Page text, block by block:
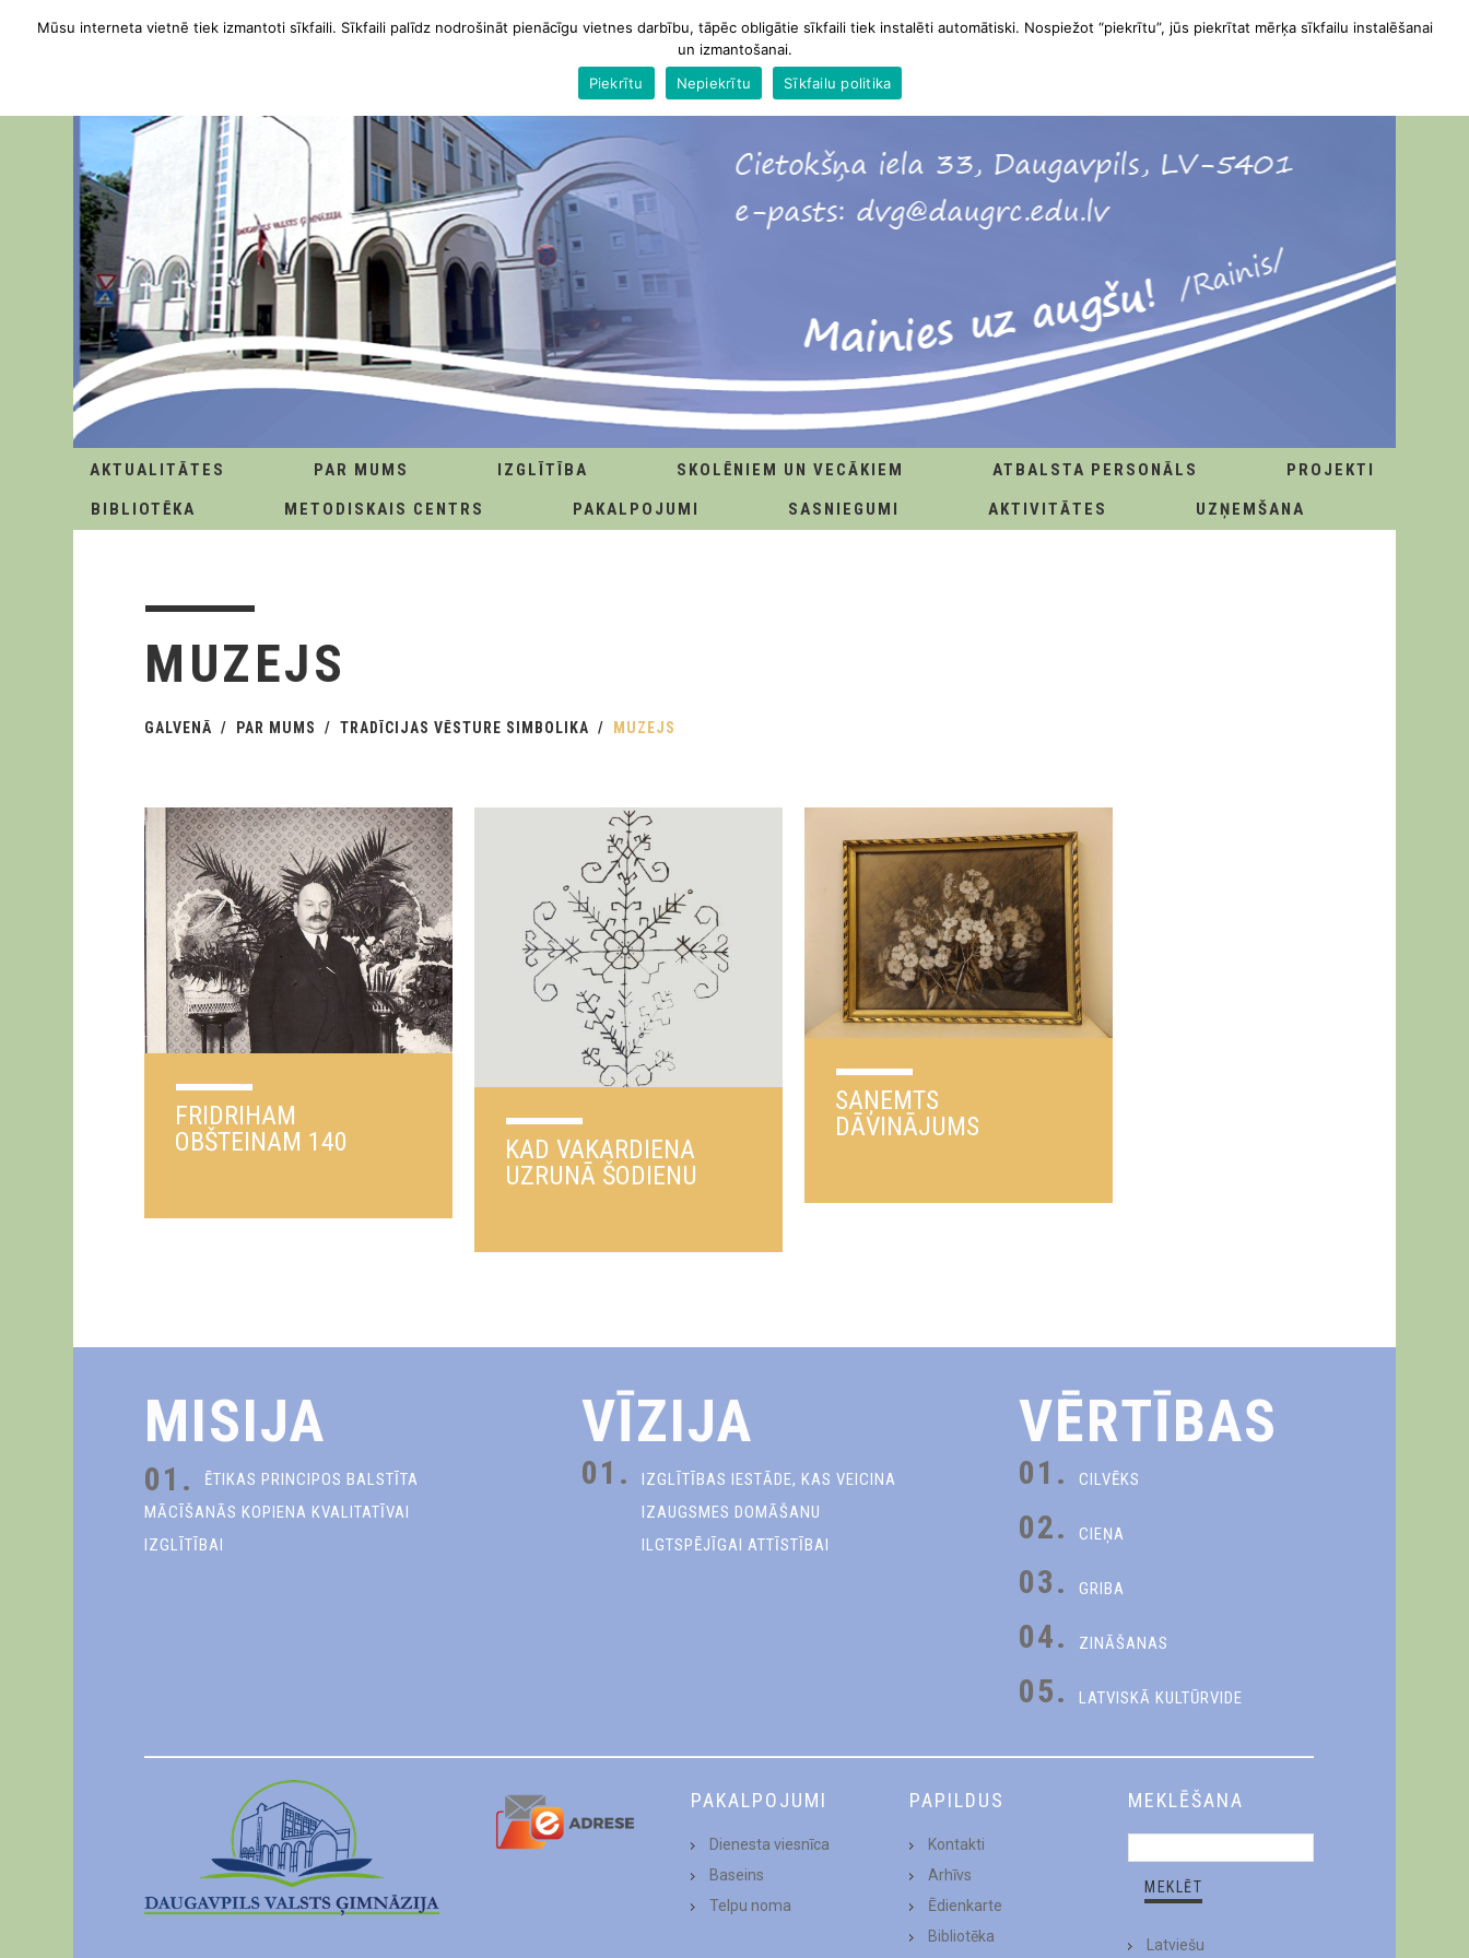
AKTUALITĀTES PAR MUMS IZGLĪTĪBA SKOLĒNIEM UN VECĀKIEM ATBALSTA PERSONĀLS
PROJEKTI
BIBLIOTĒKA
METODISKAIS CENTRS PAKALPOJUMI SASNIEGUMI AKTIVITĀTES UZŅEMŠANA
MUZEJS
GALVENĀ PAR MUMS TRADĪCIJAS VĒSTURE SIMBOLIKA MUZEJS
FRIDRIHAM
OBŠTEINAM 140
KAD VAKARDIENA
UZRUNĀ ŠODIENU
SAŅEMTS
DĀVINĀJUMS
MISIJA
01.
ĒTIKAS PRINCIPOS BALSTĪTA
MĀCĪŠANĀS KOPIENA KVALITATĪVAI
IZGLĪTĪBAI
VĪZIJA
01.
IZGLĪTĪBAS IESTĀDE, KAS VEICINA
IZAUGSMES DOMĀŠANU
ILGTSPĒJĪGAI ATTĪSTĪBAI
VĒRTĪBAS
01. CILVĒKS
02. CIEŅA
03. GRIBA
04. ZINĀŠANAS
05. LATVISKĀ KULTŪRVIDE
PAKALPOJUMI
Dienesta viesnīca
Baseins
Telpu noma
PAPILDUS
Kontakti
Arhīvs
Ēdienkarte
Bibliotēka
MEKLĒŠANA
Latviešu
Mūsu interneta vietnē tiek izmantoti sīkfaili. Sīkfaili palīdz nodrošināt pienācīgu vietnes darbību, tāpēc obligātie sīkfaili tiek instalēti automātiski. Nospiežot “piekrītu”, jūs piekrītat mērķa sīkfailu instalēšanai
un izmantošanai.
Piekrītu
Nepiekrītu Sīkfailu politika